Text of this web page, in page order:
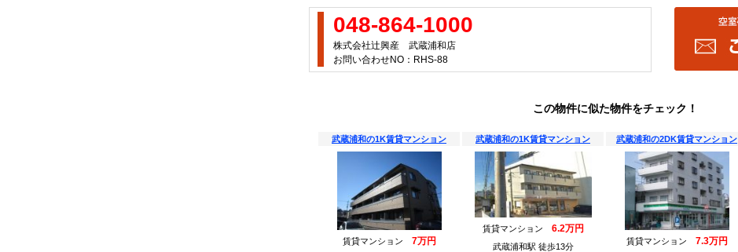
048-864-1000
株式会社辻興産 武蔵浦和店
お問い合わせNO：RHS-88
この物件に似た物件をチェック！
武蔵浦和の1K賃貸マンション
賃貸マンション 7万円
武蔵浦和の1K賃貸マンション
賃貸マンション 6.2万円
武蔵浦和駅 徒歩13分
武蔵浦和の2DK賃貸マンション
賃貸マンション 7.3万円